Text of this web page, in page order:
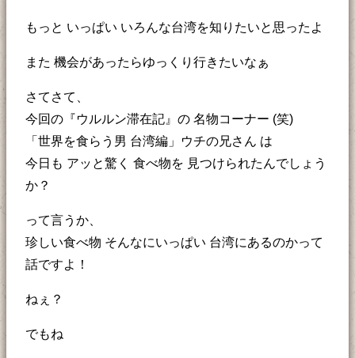
もっと いっぱい いろんな台湾を知りたいと思ったよ
また 機会があったらゆっくり行きたいなぁ
さてさて、
今回の『ウルルン滞在記』の 名物コーナー (笑)
「世界を食らう男 台湾編」ウチの兄さん は
今日も アッと驚く 食べ物を 見つけられたんでしょう
か？
って言うか、
珍しい食べ物 そんなにいっぱい 台湾にあるのかって
話ですよ！
ねぇ？
でもね